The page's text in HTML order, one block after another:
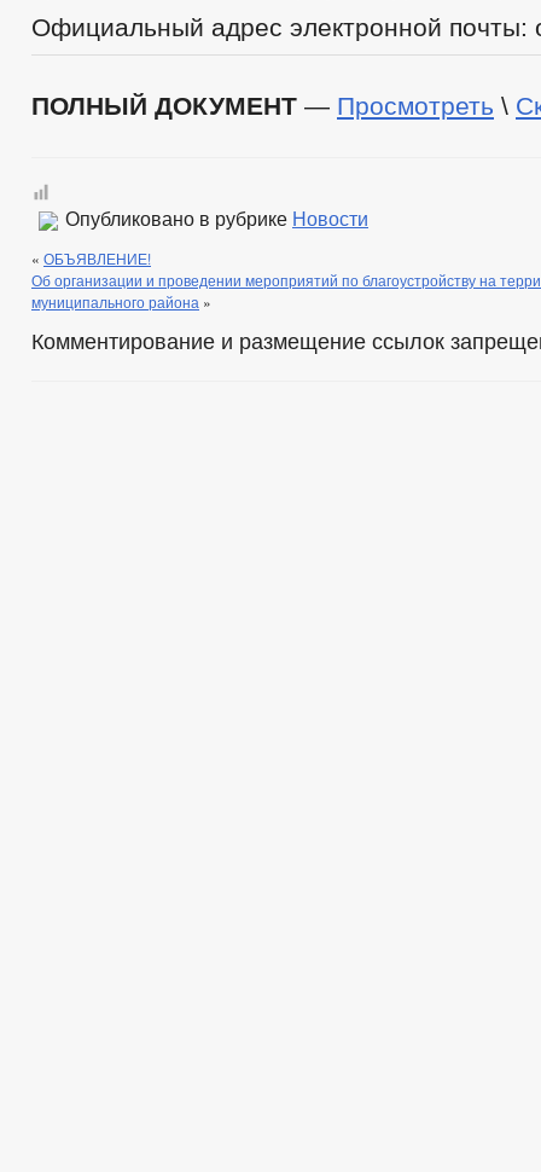
Официальный адрес электронной почты:
ПОЛНЫЙ ДОКУМЕНТ — Просмотреть \
Опубликовано в рубрике Новости
« ОБЪЯВЛЕНИЕ!
Об организации и проведении мероприятий по благоустройству на
муниципального района »
Комментирование и размещение ссылок